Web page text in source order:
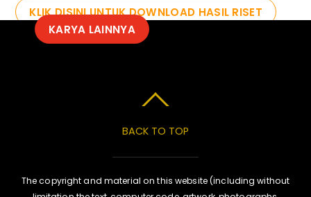
KLIK DISINI UNTUK DOWNLOAD HASIL RISET
KARYA LAINNYA
BACK TO TOP
The copyright and material on this website (including without